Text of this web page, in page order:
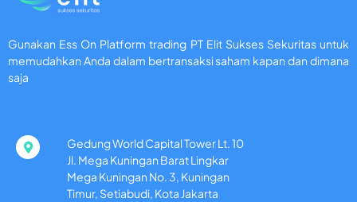
Gunakan Ess On Platform trading PT Elit Sukses Sekuritas untuk
memudahkan Anda dalam bertransaksi saham kapan dan dimana
saja
Gedung World Capital Tower Lt. 10
Jl. Mega Kuningan Barat Lingkar
Mega Kuningan No. 3, Kuningan
Timur, Setiabudi, Kota Jakarta